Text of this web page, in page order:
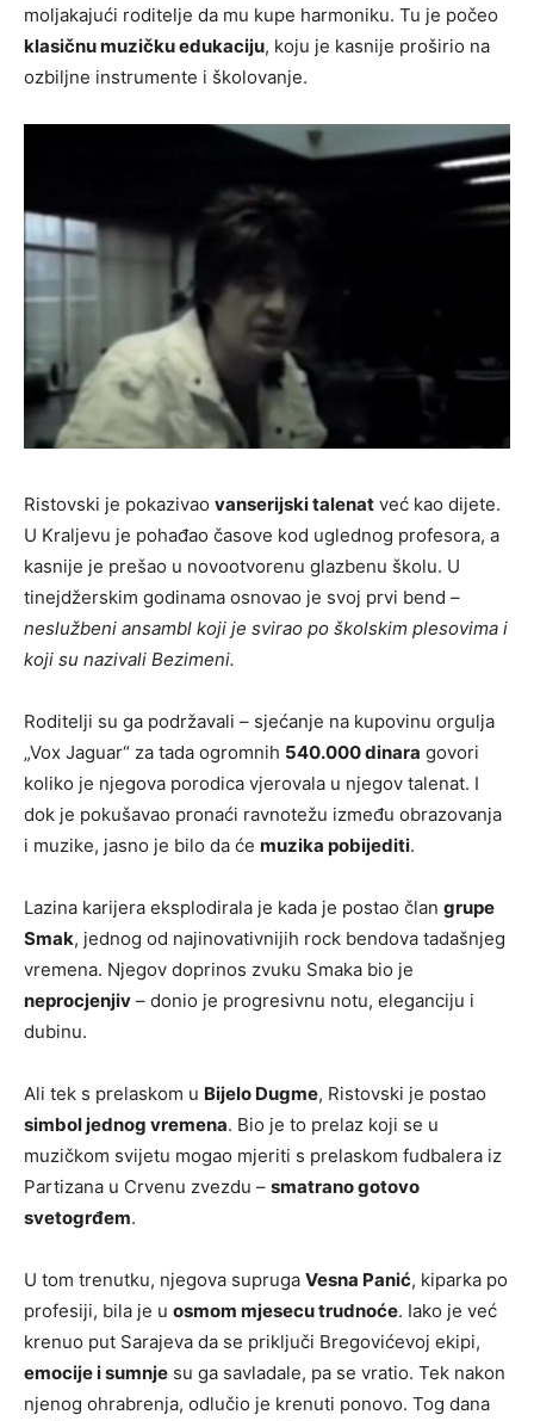
moljakajući roditelje da mu kupe harmoniku. Tu je počeo
klasičnu muzičku edukaciju, koju je kasnije proširio na
ozbiljne instrumente i školovanje.
Ristovski je pokazivao vanserijski talenat već kao dijete.
U Kraljevu je pohađao časove kod uglednog profesora, a
kasnije je prešao u novootvorenu glazbenu školu. U
tinejdžerskim godinama osnovao je svoj prvi bend –
neslužbeni ansambl koji je svirao po školskim plesovima i
koji su nazivali Bezimeni.
Roditelji su ga podržavali – sjećanje na kupovinu orgulja
„Vox Jaguar“ za tada ogromnih 540.000 dinara govori
koliko je njegova porodica vjerovala u njegov talenat. I
dok je pokušavao pronaći ravnotežu između obrazovanja
i muzike, jasno je bilo da će muzika pobijediti.
Lazina karijera eksplodirala je kada je postao član grupe
Smak, jednog od najinovativnijih rock bendova tadašnjeg
vremena. Njegov doprinos zvuku Smaka bio je
neprocjenjiv – donio je progresivnu notu, eleganciju i
dubinu.
Ali tek s prelaskom u Bijelo Dugme, Ristovski je postao
simbol jednog vremena. Bio je to prelaz koji se u
muzičkom svijetu mogao mjeriti s prelaskom fudbalera iz
Partizana u Crvenu zvezdu – smatrano gotovo
svetogrđem.
U tom trenutku, njegova supruga Vesna Panić, kiparka po
profesiji, bila je u osmom mjesecu trudnoće. Iako je već
krenuo put Sarajeva da se priključi Bregovićevoj ekipi,
emocije i sumnje su ga savladale, pa se vratio. Tek nakon
njenog ohrabrenja, odlučio je krenuti ponovo. Tog dana